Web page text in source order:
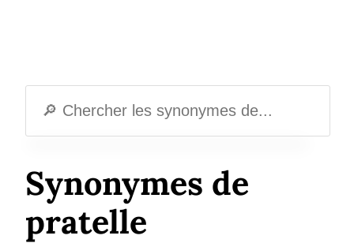
Synonymes de
pratelle